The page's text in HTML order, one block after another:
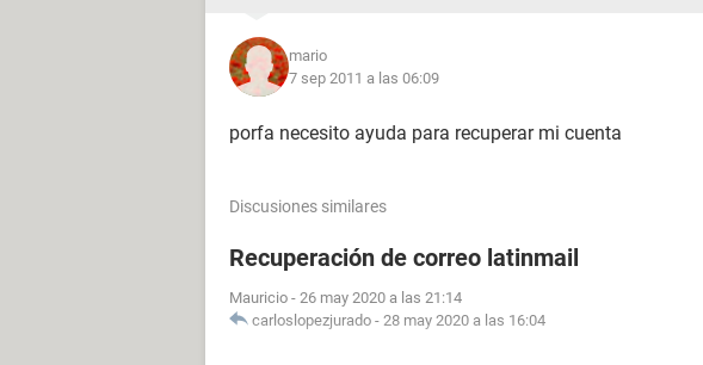
mario
7 sep 2011 a las 06:09
porfa necesito ayuda para recuperar mi cuenta
Discusiones similares
Recuperación de correo latinmail
Mauricio - 26 may 2020 a las 21:14
carloslopezjurado - 28 may 2020 a las 16:04